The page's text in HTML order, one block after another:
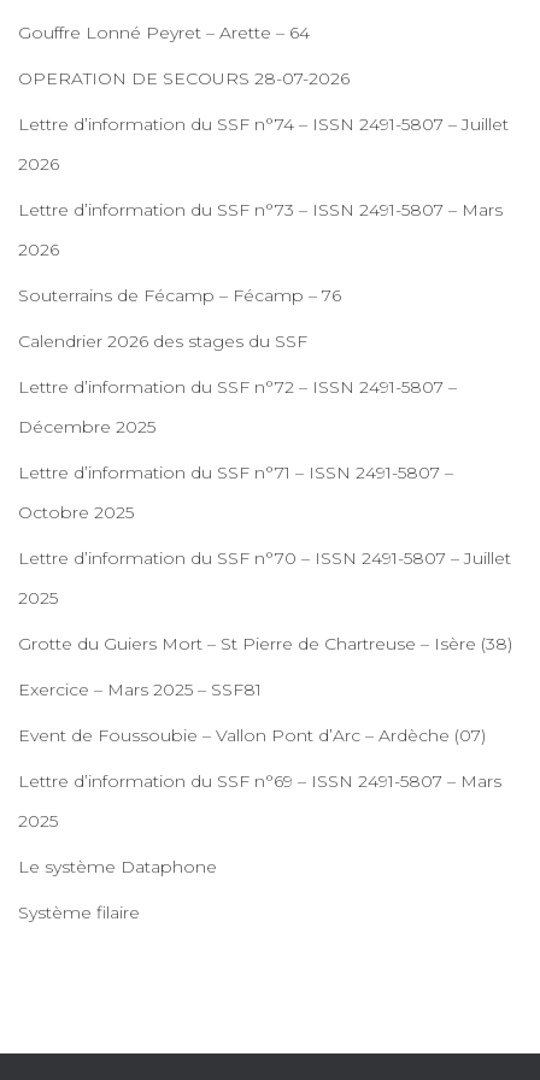
Gouffre Lonné Peyret – Arette – 64
OPERATION DE SECOURS 28-07-2026
Lettre d’information du SSF n°74 – ISSN 2491-5807 – Juillet
2026
Lettre d’information du SSF n°73 – ISSN 2491-5807 – Mars
2026
Souterrains de Fécamp – Fécamp – 76
Calendrier 2026 des stages du SSF
Lettre d’information du SSF n°72 – ISSN 2491-5807 –
Décembre 2025
Lettre d’information du SSF n°71 – ISSN 2491-5807 –
Octobre 2025
Lettre d’information du SSF n°70 – ISSN 2491-5807 – Juillet
2025
Grotte du Guiers Mort – St Pierre de Chartreuse – Isère (38)
Exercice – Mars 2025 – SSF81
Event de Foussoubie – Vallon Pont d’Arc – Ardèche (07)
Lettre d’information du SSF n°69 – ISSN 2491-5807 – Mars
2025
Le système Dataphone
Système filaire